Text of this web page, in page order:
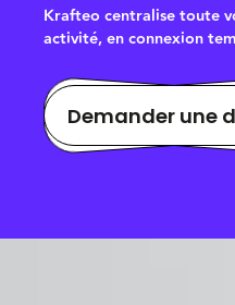
Krafteo centralise toute
activité, en connexion
Demander une